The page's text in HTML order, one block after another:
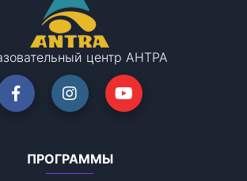
центр АНТРА
ПРОГРАММЫ